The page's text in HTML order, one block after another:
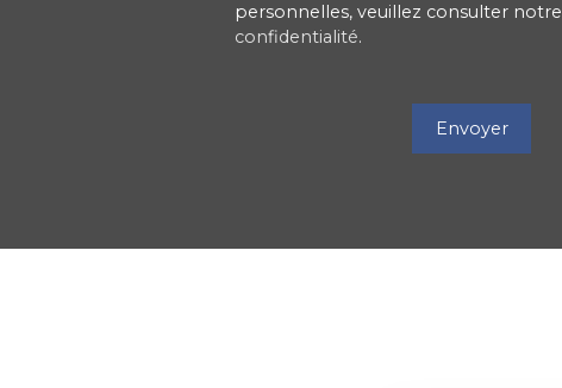
personnelles, veuillez consulter notre
confidentialité.
Envoyer